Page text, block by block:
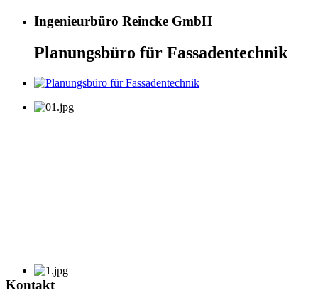
Ingenieurbüro Reincke GmbH
Planungsbüro für Fassadentechnik
Kontakt